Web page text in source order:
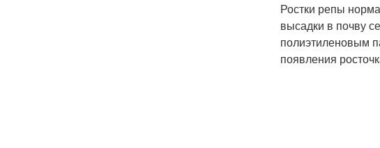
Ростки репы
высадки в почву
полиэтиленовым
появления